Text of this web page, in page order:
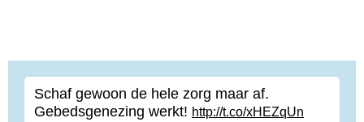
Schaf gewoon de hele zorg maar af.
Gebedsgenezing werkt! http://t.co/xHEZqUn